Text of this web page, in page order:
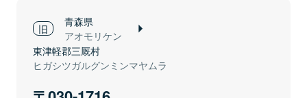
青森県
アオモリケン
東津軽郡三厩村
ヒガシツガルグンミンマヤムラ